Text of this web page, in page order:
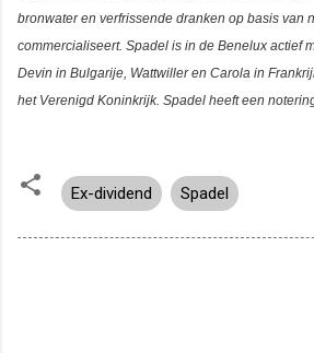
bronwater en verfrissende dranken op basis van
commercialiseert. Spadel is in de Benelux actief
Devin in Bulgarije, Wattwiller en Carola in
het Verenigd Koninkrijk. Spadel heeft een
Ex-dividend Spadel